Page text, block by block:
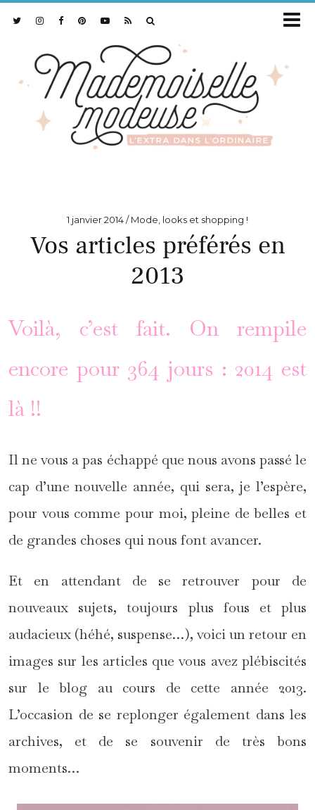
1 janvier 2014 Mode, looks et shopping !
Vos articles préférés en
2013
Voilà, c’est fait. On rempile
encore pour 364 jours : 2014 est
là !!
Il ne vous a pas échappé que nous avons passé le
cap d’une nouvelle année, qui sera, je l’espère,
pour vous comme pour moi, pleine de belles et
de grandes choses qui nous font avancer.
Et en attendant de se retrouver pour de
nouveaux sujets, toujours plus fous et plus
audacieux (héhé, suspense…), voici un retour en
images sur les articles que vous avez plébiscités
sur le blog au cours de cette année 2013.
L’occasion de se replonger également dans les
archives, et de se souvenir de très bons
moments…